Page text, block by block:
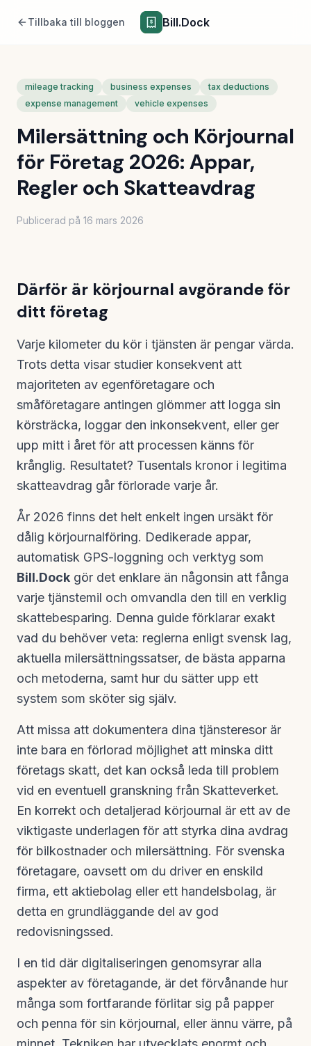
Tillbaka till bloggen Bill.Dock
mileage tracking business expenses
tax deductions
expense management
vehicle expenses
Milersättning och Körjournal
för Företag 2026: Appar,
Regler och Skatteavdrag
Publicerad på 16 mars 2026
Därför är körjournal avgörande för
ditt företag
Varje kilometer du kör i tjänsten är pengar värda.
Trots detta visar studier konsekvent att
majoriteten av egenföretagare och
småföretagare antingen glömmer att logga sin
körsträcka, loggar den inkonsekvent, eller ger
upp mitt i året för att processen känns för
krånglig. Resultatet? Tusentals kronor i legitima
skatteavdrag går förlorade varje år.
År 2026 finns det helt enkelt ingen ursäkt för
dålig körjournalföring. Dedikerade appar,
automatisk GPS-loggning och verktyg som
Bill.Dock gör det enklare än någonsin att fånga
varje tjänstemil och omvandla den till en verklig
skattebesparing. Denna guide förklarar exakt
vad du behöver veta: reglerna enligt svensk lag,
aktuella milersättningssatser, de bästa apparna
och metoderna, samt hur du sätter upp ett
system som sköter sig själv.
Att missa att dokumentera dina tjänsteresor är
inte bara en förlorad möjlighet att minska ditt
företags skatt, det kan också leda till problem
vid en eventuell granskning från Skatteverket.
En korrekt och detaljerad körjournal är ett av de
viktigaste underlagen för att styrka dina avdrag
för bilkostnader och milersättning. För svenska
företagare, oavsett om du driver en enskild
firma, ett aktiebolag eller ett handelsbolag, är
detta en grundläggande del av god
redovisningssed.
I en tid där digitaliseringen genomsyrar alla
aspekter av företagande, är det förvånande hur
många som fortfarande förlitar sig på papper
och penna för sin körjournal, eller ännu värre, på